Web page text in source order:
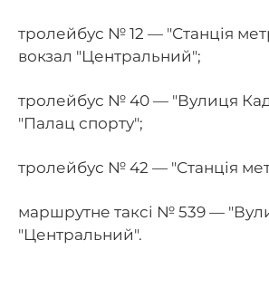
тролейбус № 12 — "Станція
вокзал "Центральний";
тролейбус № 40 — "Вулиця
"Палац спорту";
тролейбус № 42 — "Станція
маршрутне таксі № 539 —
"Центральний".